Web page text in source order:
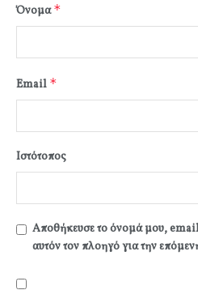
Όνομα*
Email *
Ιστότοπος
Αποθήκευσε το όνομά μου,
αυτόν τον πλοηγό για την